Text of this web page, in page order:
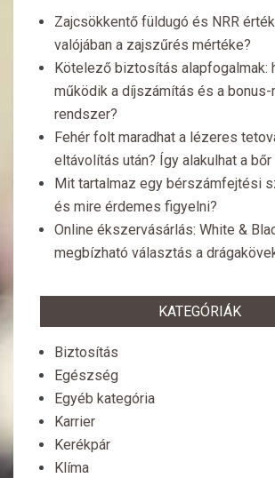
Zajcsökkentő füldugó és NRR
valójában a zajszűrés mértéke?
Kötelező biztosítás alapfogalmak:
működik a díjszámítás és a bonus-
rendszer?
Fehér folt maradhat a lézeres
eltávolítás után? Így alakulhat a bőr
Mit tartalmaz egy bérszámfejtési
és mire érdemes figyelni?
Online ékszervásárlás: White &
megbízható választás a
KATEGÓRIÁK
Biztosítás
Egészség
Egyéb kategória
Karrier
Kerékpár
Klíma